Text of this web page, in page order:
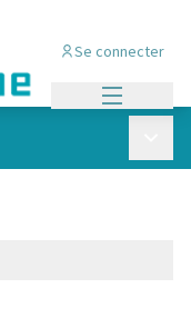
Se connecter